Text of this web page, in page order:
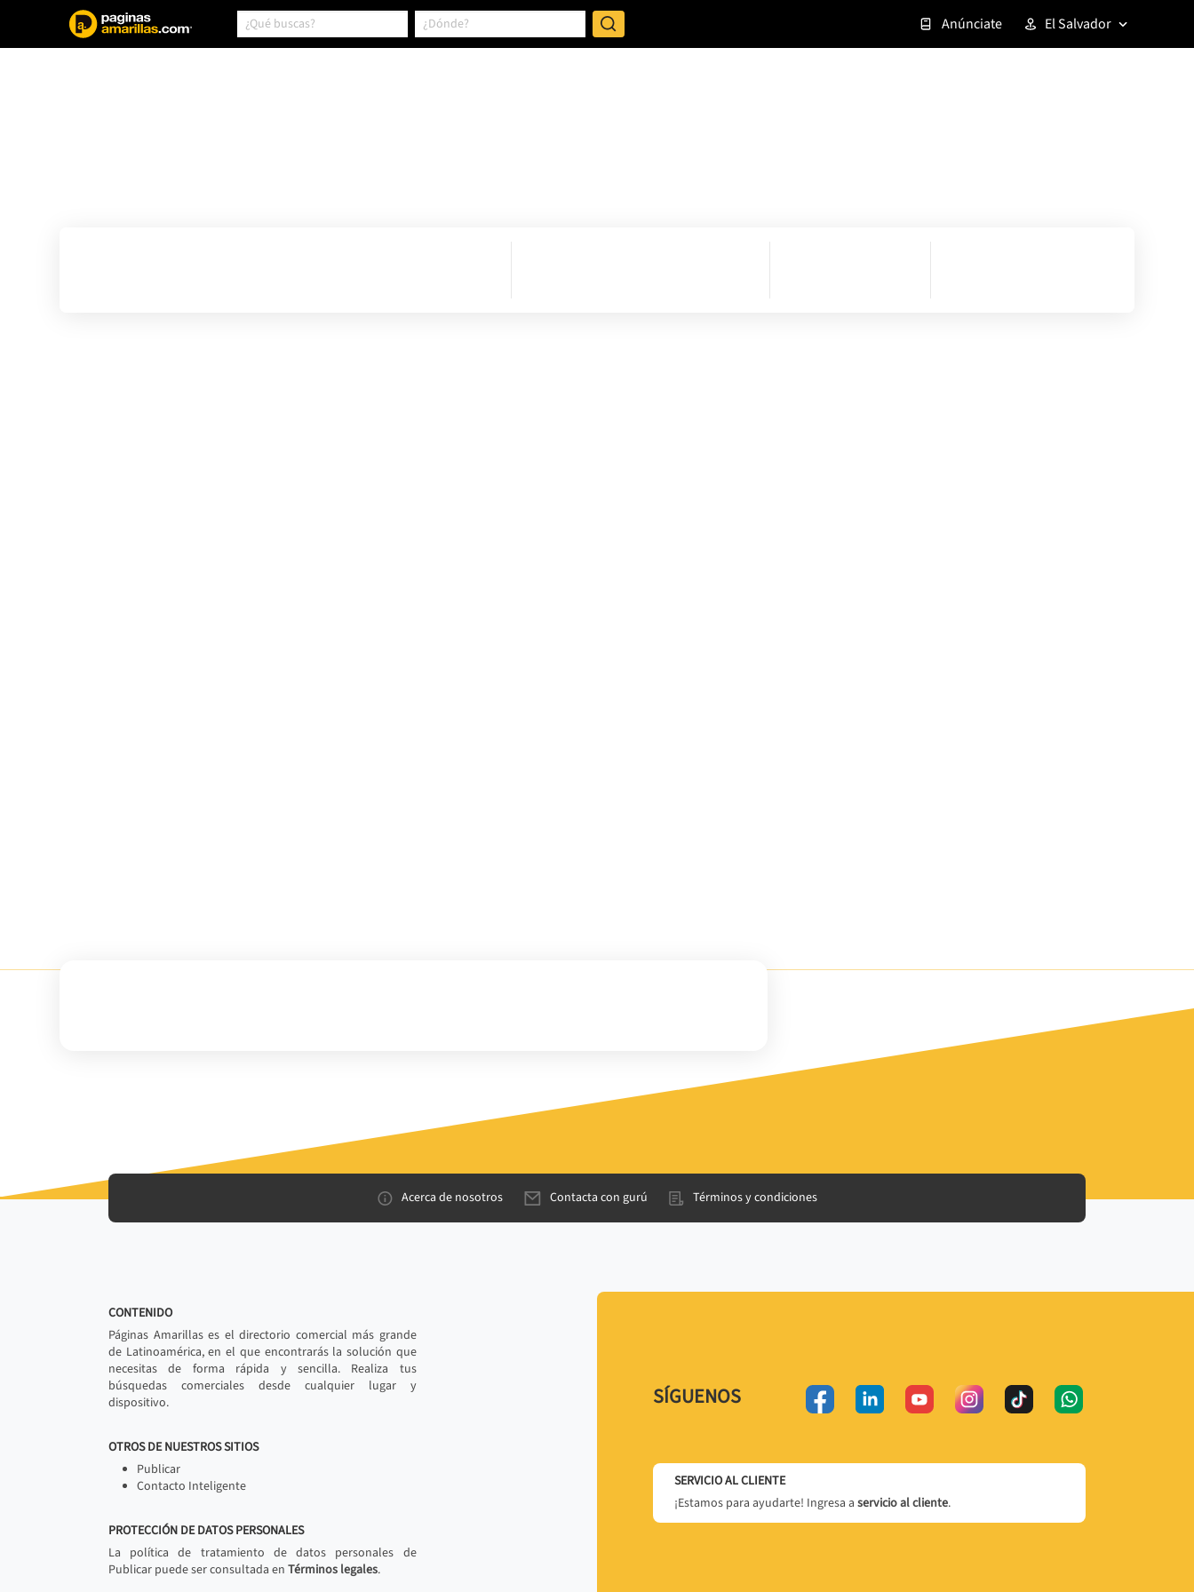
Anúnciate El Salvador
Acerca de nosotros Contacta con gurú Términos y condiciones
CONTENIDO
Páginas Amarillas es el directorio comercial más grande
de Latinoamérica, en el que encontrarás la solución que
necesitas de forma rápida y sencilla. Realiza tus
búsquedas comerciales desde cualquier lugar y
dispositivo.
OTROS DE NUESTROS SITIOS
Publicar
Contacto Inteligente
PROTECCIÓN DE DATOS PERSONALES
La política de tratamiento de datos personales de
Publicar puede ser consultada en Términos legales.
SÍGUENOS
SERVICIO AL CLIENTE
¡Estamos para ayudarte! Ingresa a servicio al cliente.